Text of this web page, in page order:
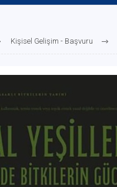
Kişisel Gelişim - Başvuru